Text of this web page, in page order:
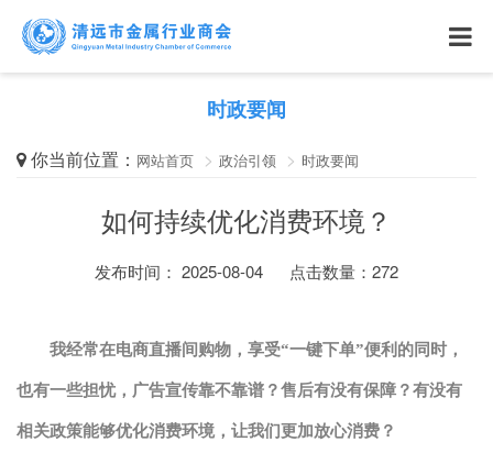
时政要闻
你当前位置： 网站首页 政治引领 时政要闻
如何持续优化消费环境？
发布时间： 2025-08-04 点击数量： 272
我经常在电商直播间购物，享受“一键下单”便利的同时，
也有一些担忧，广告宣传靠不靠谱？售后有没有保障？有没有
相关政策能够优化消费环境，让我们更加放心消费？